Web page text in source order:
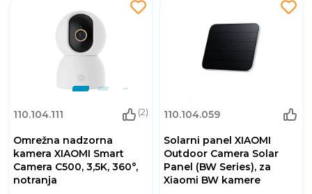
110.104.111 (2)
Omrežna nadzorna
kamera XIAOMI Smart
Camera C500, 3,5K, 360°,
notranja
110.104.059
Solarni panel XIAOMI
Outdoor Camera Solar
Panel (BW Series), za
Xiaomi BW kamere